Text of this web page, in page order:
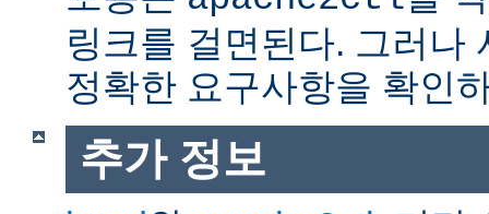
링크를 걸면된다. 그러나
정확한 요구사항을 확인
추가 정보